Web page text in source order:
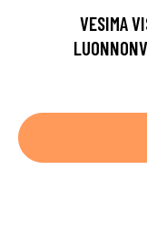
VESIMA